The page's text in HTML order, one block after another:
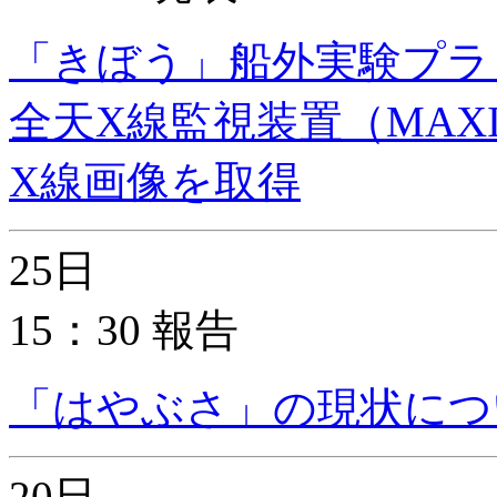
「きぼう」船外実験プ
全天X線監視装置（
X線画像を取得
25日
15：30 報告
「はやぶさ」の現状に